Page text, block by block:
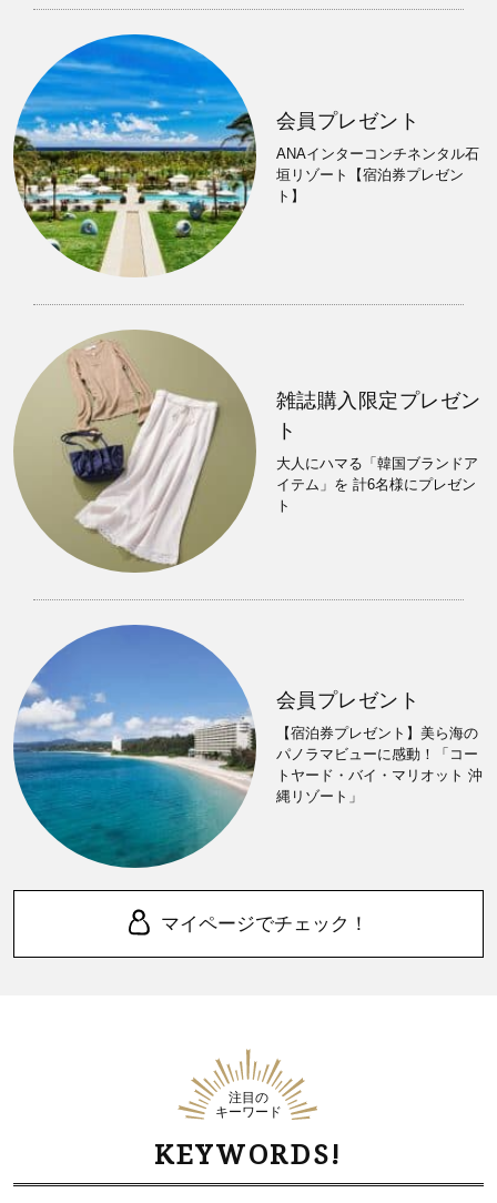
会員プレゼント
ANAインターコンチネンタル石
垣リゾート【宿泊券プレゼン
ト】
雑誌購入限定プレゼン
ト
大人にハマる「韓国ブランドア
イテム」を 計6名様にプレゼン
ト
会員プレゼント
【宿泊券プレゼント】美ら海の
パノラマビューに感動！「コー
トヤード・バイ・マリオット 沖
縄リゾート」
マイページでチェック！
注目の
キーワード
KEYWORDS!